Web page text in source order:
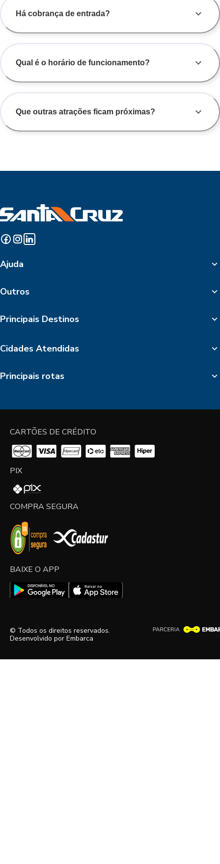
Há cobrança de entrada?
Qual é o horário de funcionamento?
Que outras atrações ficam próximas?
Ajuda
Outros
Principais Destinos
Cidades Atendidas
Principais rotas
CARTÕES DE CRÉDITO
PIX
COMPRA SEGURA
BAIXE O APP
© Todos os direitos reservados.
Desenvolvido por Embarca